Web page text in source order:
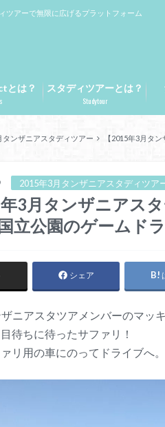
ツアーで無限に広げるプラットフォーム
とは？ スタディツアーとは？
Studytour
タンザニアスタディツアー 【2015年3月タ
2015年3月タンザニアスタディツア
年3月タンザニアス
立公園のゲームドラ
シェア
ニアスタツアメンバーのマッキ
待ちに待ったサファリ！
リ用の車にのってドライブへ。